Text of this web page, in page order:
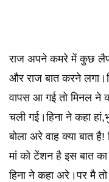
राज अपने कमरे में कुछ
और राज बात करने
वापस आ गई तो मिनल ने
चली गई।हिना ने कहा
बोला अरे वाह क्या बात
मां को टेंशन है इस बात
हिना ने कहा अरे।पर मै